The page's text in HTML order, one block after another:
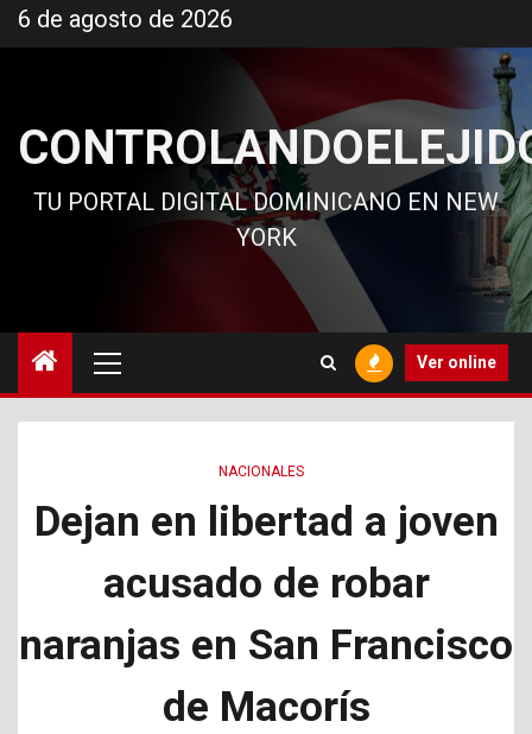
al
6 de agosto de 2026
TU PORTAL DIGITAL DOMINICANO EN NEW
YORK
principal
Ver online
NACIONALES
Dejan en libertad a joven
acusado de robar
naranjas en San Francisco
de Macorís